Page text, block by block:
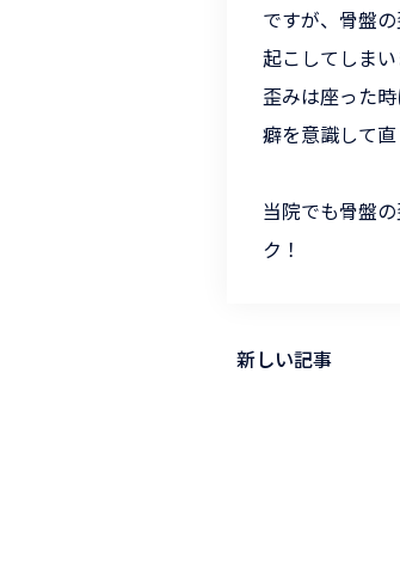
ですが、骨盤
起こしてしまい
歪みは座った
癖を意識して
当院でも骨盤の
ク！
新しい記事